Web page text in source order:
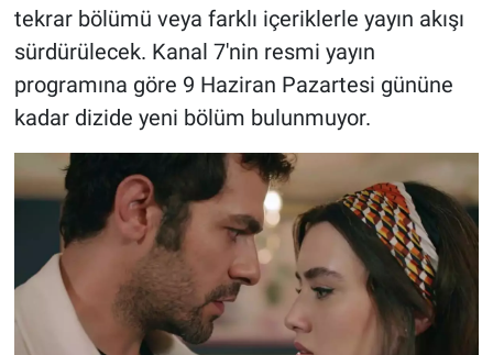
tekrar bölümü veya farklı içeriklerle yayın akışı
sürdürülecek. Kanal 7'nin resmi yayın
programına göre 9 Haziran Pazartesi gününe
kadar dizide yeni bölüm bulunmuyor.